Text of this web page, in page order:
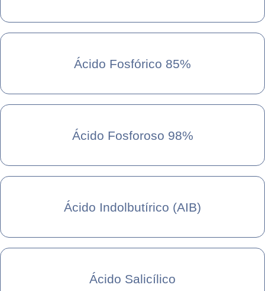
Ácido Fosfórico 85%
Ácido Fosforoso 98%
Ácido Indolbutírico (AIB)
Ácido Salicílico